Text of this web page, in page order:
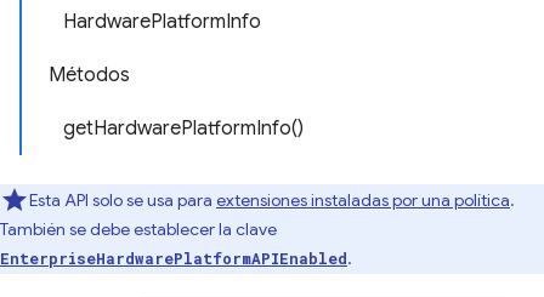
HardwarePlatformInfo
Métodos
getHardwarePlatformInfo()
Esta API solo se usa para extensiones instaladas por una política.
También se debe establecer la clave
EnterpriseHardwarePlatformAPIEnabled.